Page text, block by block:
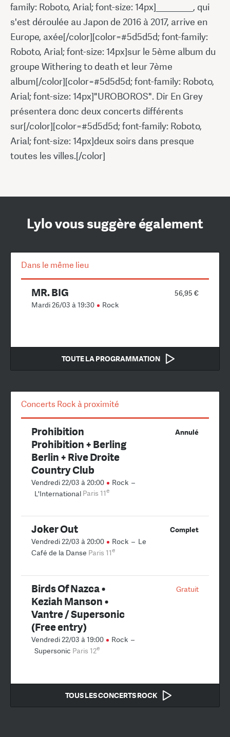
family: Roboto, Arial; font-size: 14px]________, qui
s'est déroulée au Japon de 2016 à 2017, arrive en
Europe, axée[/color][color=#5d5d5d; font-family:
Roboto, Arial; font-size: 14px]sur le 5ème album du
groupe Withering to death et leur 7ème
album[/color][color=#5d5d5d; font-family: Roboto,
Arial; font-size: 14px]"UROBOROS". Dir En Grey
présentera donc deux concerts différents
sur[/color][color=#5d5d5d; font-family: Roboto,
Arial; font-size: 14px]deux soirs dans presque
toutes les villes.[/color]
Lylo vous suggère également
Dans le même lieu
56,95 €
MR. BIG
Mardi 26/03 à 19:30 Rock
TOUTE LA PROGRAMMATION
Concerts Rock à proximité
Annulé
Prohibition
Prohibition + Berling
Berlin + Rive Droite
Country Club
Vendredi 22/03 à 20:00 Rock –
L'International Paris 11e
Complet
Joker Out
Vendredi 22/03 à 20:00 Rock – Le
Café de la Danse Paris 11e
Gratuit
Birds Of Nazca •
Keziah Manson •
Vantre / Supersonic
(Free entry)
Vendredi 22/03 à 19:00 Rock –
Supersonic Paris 12e
TOUS LES CONCERTS ROCK